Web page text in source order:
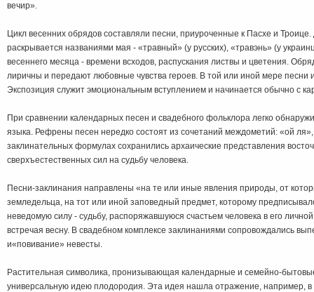
вечир».
Цикл весенних обрядов составляли песни, приуроченные к Пасхе и
раскрывается названиями мая - «травный» (у русских), «травэнь» (у
весеннего месяца - времени всходов, распускания листвы и цветения.
лиричны и передают любовные чувства героев. В той или иной мере
Экспозиция служит эмоциональным вступлением и начинается обычно с
При сравнении календарных песен и свадебного фольклора легко
языка. Рефрены песен нередко состоят из сочетаний междометий: «ой
заклинательных формулах сохранились архаические представления
сверхъестественных сил на судьбу человека.
Песни-заклинания направлены «на те или иные явления природы, от
земледельца, на тот или иной заповедный предмет, которому
неведомую силу - судьбу, распоряжавшуюся счастьем человека в его
встречая весну. В свадебном комплексе заклинаниями сопровождались
и«повивание» невесты.
Растительная символика, пронизывающая календарные и семейно-
универсальную идею плодородия. Эта идея нашла отражение, например, в